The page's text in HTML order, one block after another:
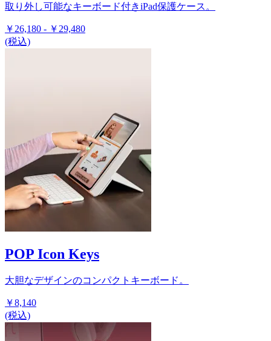
取り外し可能なキーボード付きiPad保護ケース。
￥26,180 - ￥29,480
(税込)
POP Icon Keys
大胆なデザインのコンパクトキーボード。
￥8,140
(税込)